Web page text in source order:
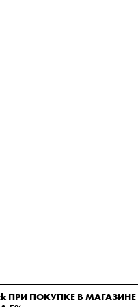
ПРИ ПОКУПКЕ В